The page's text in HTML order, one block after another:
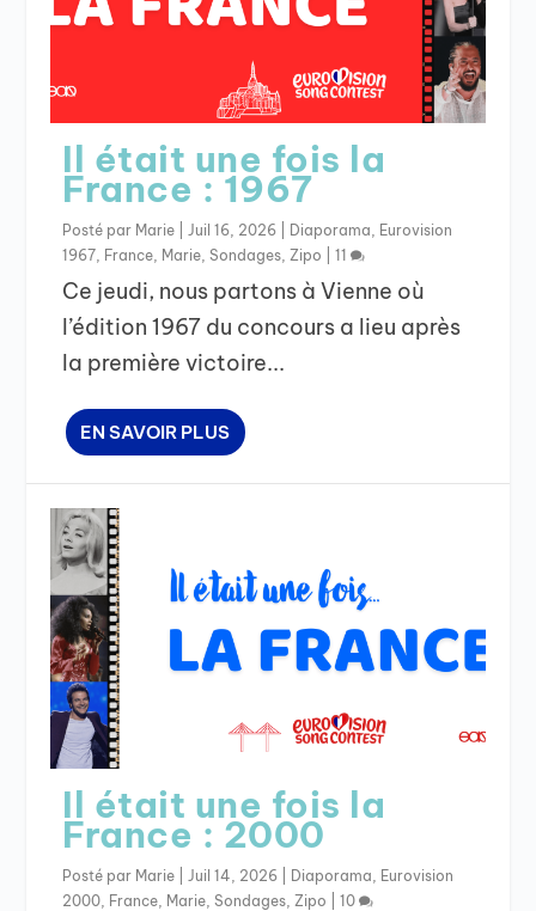
Il était une fois la
France : 1967
Posté par Marie |Juil 16, 2026 Diaporama, Eurovision
1967, France, Marie,Sondages,Zipo |11
Ce jeudi, nous partons à Vienne où
l’édition 1967 du concours a lieu après
la première victoire...
EN SAVOIR PLUS
Il était une fois la
France : 2000
Posté par Marie Juil 14, 2026 Diaporama
Eurovision
2000 France Marie ,Sondages ,Zipo |10